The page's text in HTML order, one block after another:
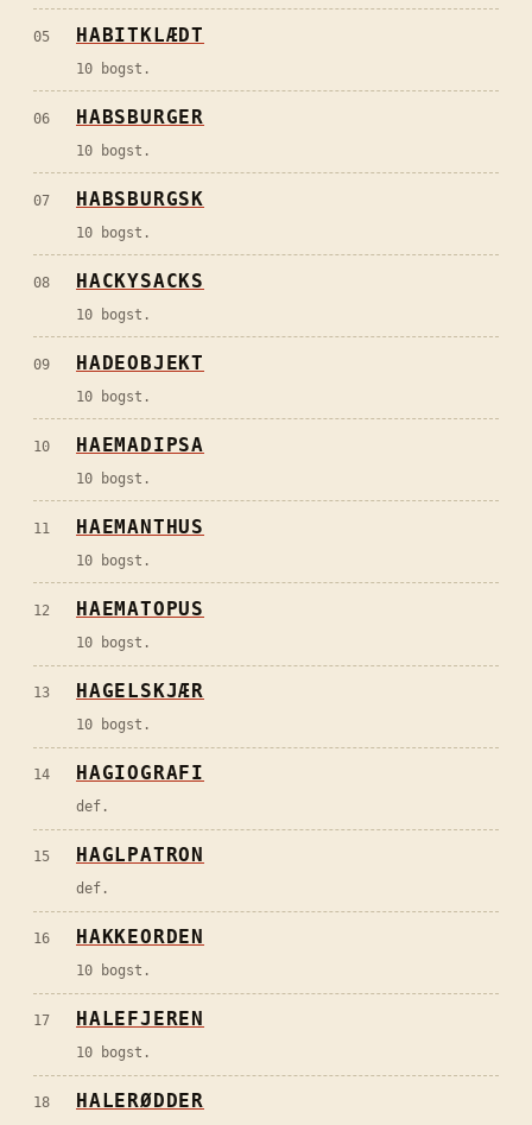
05 HABITKLÆDT
10 bogst.
06 HABSBURGER
10 bogst.
07 HABSBURGSK
10 bogst.
08 HACKYSACKS
10 bogst.
09 HADEOBJEKT
10 bogst.
10 HAEMADIPSA
10 bogst.
11 HAEMANTHUS
10 bogst.
12 HAEMATOPUS
10 bogst.
13 HAGELSKJÆR
10 bogst.
14 HAGIOGRAFI
def.
15 HAGLPATRON
def.
16 HAKKEORDEN
10 bogst.
17 HALEFJEREN
10 bogst.
18 HALERØDDER